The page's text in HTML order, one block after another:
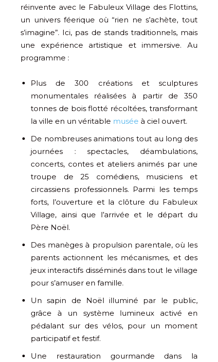
réinvente avec le Fabuleux Village des Flottins,
un univers féerique où “rien ne s’achète, tout
s’imagine”. Ici, pas de stands traditionnels, mais
une expérience artistique et immersive. Au
programme :
Plus de 300 créations et sculptures
monumentales réalisées à partir de 350
tonnes de bois flotté récoltées, transformant
la ville en un véritable musée à ciel ouvert.
De nombreuses animations tout au long des
journées : spectacles, déambulations,
concerts, contes et ateliers animés par une
troupe de 25 comédiens, musiciens et
circassiens professionnels. Parmi les temps
forts, l’ouverture et la clôture du Fabuleux
Village, ainsi que l’arrivée et le départ du
Père Noël.
Des manèges à propulsion parentale, où les
parents actionnent les mécanismes, et des
jeux interactifs disséminés dans tout le village
pour s’amuser en famille.
Un sapin de Noël illuminé par le public,
grâce à un système lumineux activé en
pédalant sur des vélos, pour un moment
participatif et festif.
Une restauration gourmande dans la